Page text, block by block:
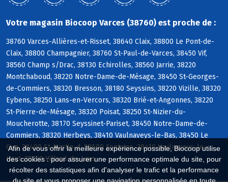
Afin de vous offrir la meilleure expérience possible, Biocoop utilise
des cookies : pour assurer une performance optimale du site, pour
récolter des statistiques afin d'analyser le trafic et la performance
Votre magasin Biocoop Varces (38760) est proche de :
38760 Varces-Allières-et-Risset, 38640 Claix, 38800 Le Pont-de-
Claix, 38800 Champagnier, 38760 St-Paul-de-Varces, 38450 Vif,
38560 Champ s/Drac, 38130 Echirolles, 38560 Jarrie, 38220
Montchaboud, 38220 Notre-Dame-de-Mésage, 38450 St-Georges-
de-Commiers, 38320 Bresson, 38180 Seyssins, 38220 Vizille, 38320
Eybens, 38250 Lans-en-Vercors, 38320 Brié-et-Angonnes, 38220
St-Pierre-de-Mésage, 38320 Poisat, 38250 St-Nizier-du-
Moucherotte, 38170 Seyssinet-Pariset, 38450 Notre-Dame-de-
Commiers, 38320 Herbeys, 38410 Vaulnaveys-le-Bas, 38450 Le
Gua, 38400 St-Martin-d, 38600 Fontaine, 38410 Vaulnaveys-le-
Haut, 38250 Villard-de-Lans